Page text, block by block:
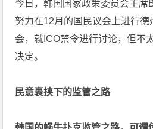
今日，韩国国家政策委员会主席
努力在12月的国民议会上进行德
会，就ICO禁令进行讨论，但不
决定。
民意裹挟下的监管之路